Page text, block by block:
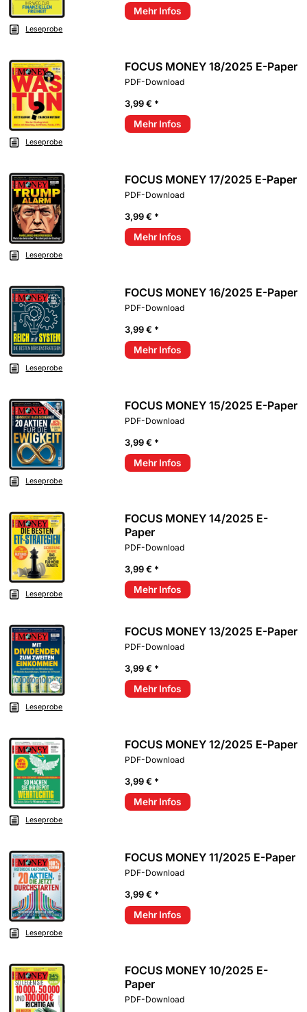
Leseprobe
Mehr Infos
Leseprobe
FOCUS MONEY 18/2025 E-Paper
PDF-Download
3,99 € *
Mehr Infos
Leseprobe
FOCUS MONEY 17/2025 E-Paper
PDF-Download
3,99 € *
Mehr Infos
Leseprobe
FOCUS MONEY 16/2025 E-Paper
PDF-Download
3,99 € *
Mehr Infos
Leseprobe
FOCUS MONEY 15/2025 E-Paper
PDF-Download
3,99 € *
Mehr Infos
Leseprobe
FOCUS MONEY 14/2025 E-
Paper
PDF-Download
3,99 € *
Mehr Infos
Leseprobe
FOCUS MONEY 13/2025 E-Paper
PDF-Download
3,99 € *
Mehr Infos
Leseprobe
FOCUS MONEY 12/2025 E-Paper
PDF-Download
3,99 € *
Mehr Infos
Leseprobe
FOCUS MONEY 11/2025 E-Paper
PDF-Download
3,99 € *
Mehr Infos
FOCUS MONEY 10/2025 E-
Paper
PDF-Download